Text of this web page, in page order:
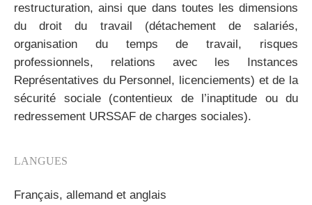
restructuration, ainsi que dans toutes les dimensions
du droit du travail (détachement de salariés,
organisation du temps de travail, risques
professionnels, relations avec les Instances
Représentatives du Personnel, licenciements) et de la
sécurité sociale (contentieux de l’inaptitude ou du
redressement URSSAF de charges sociales).
LANGUES
Français, allemand et anglais